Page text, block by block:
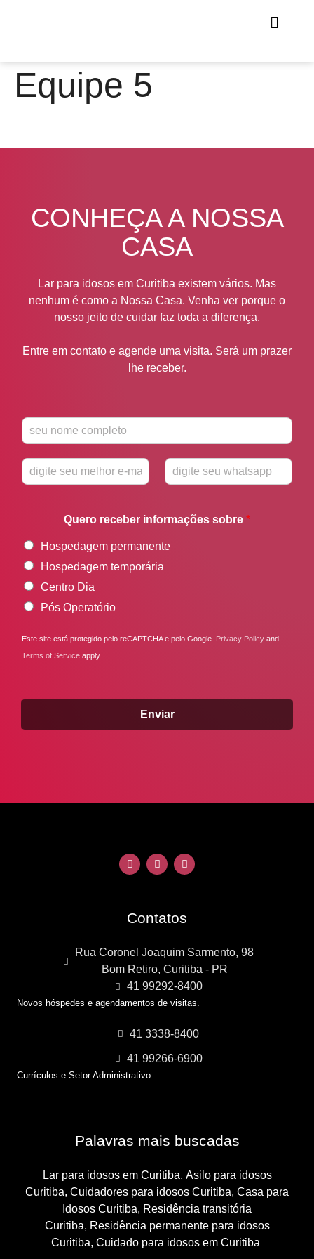
Equipe 5
CONHEÇA A NOSSA
CASA
Lar para idosos em Curitiba existem vários. Mas
nenhum é como a Nossa Casa. Venha ver porque o
nosso jeito de cuidar faz toda a diferença.
Entre em contato e agende uma visita. Será um prazer
lhe receber.
N
m
e
E
l
*
W
t
a
Quero receber informações sobre *
Hospedagem permanente
Hospedagem temporária
Centro Dia
Pós Operatório
Este site está protegido pelo reCAPTCHA e pelo Google. Privacy Policy and
Terms of Service apply.
Enviar
Contatos
Rua Coronel Joaquim Sarmento, 98
Bom Retiro, Curitiba - PR
41 99292-8400
Novos hóspedes e agendamentos de visitas.
41 3338-8400
41 99266-6900
Currículos e Setor Administrativo.
Palavras mais buscadas
Lar para idosos em Curitiba, Asilo para idosos
Curitiba, Cuidadores para idosos Curitiba, Casa para
Idosos Curitiba, Residência transitória
Curitiba, Residência permanente para idosos
Curitiba, Cuidado para idosos em Curitiba